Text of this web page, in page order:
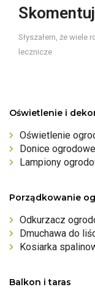
Słyszałem, że
lecznicze
Oświetlenie i
Oświetlenie
Donice ogrodowe
Lampiony
Porządkowanie
Odkurzacz
Dmuchawa do
Kosiarka
Balkon i taras